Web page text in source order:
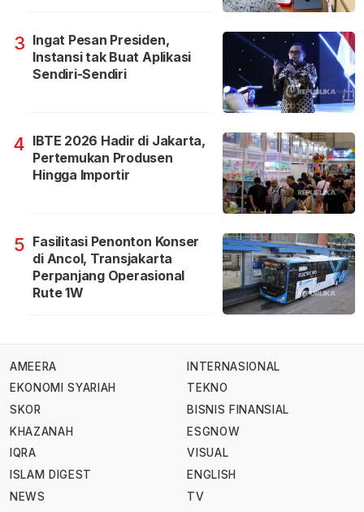
3 Ingat Pesan Presiden,
Instansi tak Buat Aplikasi
Sendiri-Sendiri
4 IBTE 2026 Hadir di Jakarta,
Pertemukan Produsen
Hingga Importir
5 Fasilitasi Penonton Konser
di Ancol, Transjakarta
Perpanjang Operasional
Rute 1W
AMEERA
EKONOMI SYARIAH
SKOR
KHAZANAH
IQRA
ISLAM DIGEST
NEWS
INTERNASIONAL
TEKNO
BISNIS FINANSIAL
ESGNOW
VISUAL
ENGLISH
TV